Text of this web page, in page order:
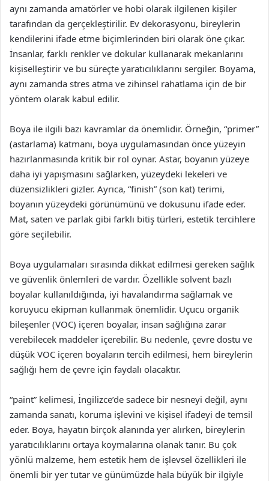
aynı zamanda amatörler ve hobi olarak ilgilenen kişiler
tarafından da gerçekleştirilir. Ev dekorasyonu, bireylerin
kendilerini ifade etme biçimlerinden biri olarak öne çıkar.
İnsanlar, farklı renkler ve dokular kullanarak mekanlarını
kişiselleştirir ve bu süreçte yaratıcılıklarını sergiler. Boyama,
aynı zamanda stres atma ve zihinsel rahatlama için de bir
yöntem olarak kabul edilir.
Boya ile ilgili bazı kavramlar da önemlidir. Örneğin, “primer”
(astarlama) katmanı, boya uygulamasından önce yüzeyin
hazırlanmasında kritik bir rol oynar. Astar, boyanın yüzeye
daha iyi yapışmasını sağlarken, yüzeydeki lekeleri ve
düzensizlikleri gizler. Ayrıca, “finish” (son kat) terimi,
boyanın yüzeydeki görünümünü ve dokusunu ifade eder.
Mat, saten ve parlak gibi farklı bitiş türleri, estetik tercihlere
göre seçilebilir.
Boya uygulamaları sırasında dikkat edilmesi gereken sağlık
ve güvenlik önlemleri de vardır. Özellikle solvent bazlı
boyalar kullanıldığında, iyi havalandırma sağlamak ve
koruyucu ekipman kullanmak önemlidir. Uçucu organik
bileşenler (VOC) içeren boyalar, insan sağlığına zarar
verebilecek maddeler içerebilir. Bu nedenle, çevre dostu ve
düşük VOC içeren boyaların tercih edilmesi, hem bireylerin
sağlığı hem de çevre için faydalı olacaktır.
“paint” kelimesi, İngilizce’de sadece bir nesneyi değil, aynı
zamanda sanatı, koruma işlevini ve kişisel ifadeyi de temsil
eder. Boya, hayatın birçok alanında yer alırken, bireylerin
yaratıcılıklarını ortaya koymalarına olanak tanır. Bu çok
yönlü malzeme, hem estetik hem de işlevsel özellikleri ile
önemli bir yer tutar ve günümüzde hala büyük bir ilgiyle